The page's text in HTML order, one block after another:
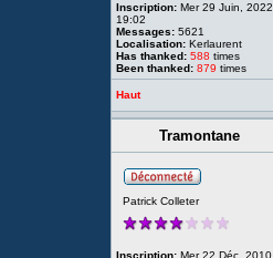
Inscription: Mer 29 Juin, 2022
19:02
Messages: 5621
Localisation: Kerlaurent
Has thanked: 588 times
Been thanked: 879 times
Haut
Tramontane
Patrick Colleter
Inscription: Mer 22 Déc, 2010